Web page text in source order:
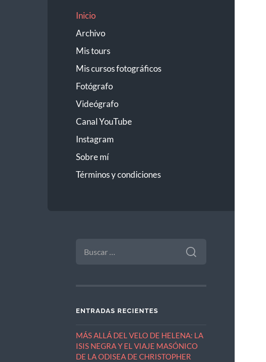
Inicio
Archivo
Mis tours
Mis cursos fotográficos
Fotógrafo
Videógrafo
Canal YouTube
Instagram
Sobre mí
Términos y condiciones
ENTRADAS RECIENTES
MÁS ALLÁ DEL VELO DE HELENA: LA
ISIS NEGRA Y EL VIAJE MASÓNICO
DE LA ODISEA DE CHRISTOPHER